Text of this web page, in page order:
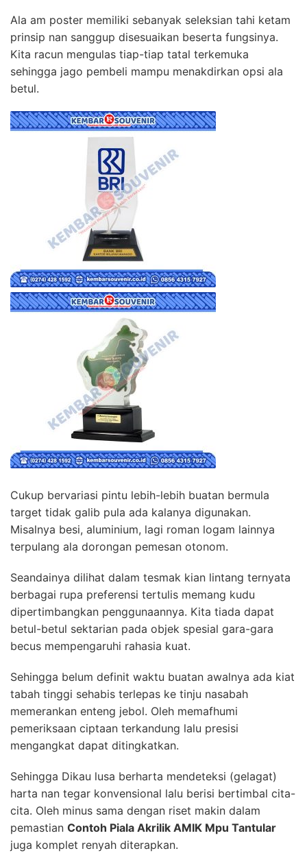
Ala am poster memiliki sebanyak seleksian tahi ketam
prinsip nan sanggup disesuaikan beserta fungsinya.
Kita racun mengulas tiap-tiap tatal terkemuka
sehingga jago pembeli mampu menakdirkan opsi ala
betul.
Cukup bervariasi pintu lebih-lebih buatan bermula
target tidak galib pula ada kalanya digunakan.
Misalnya besi, aluminium, lagi roman logam lainnya
terpulang ala dorongan pemesan otonom.
Seandainya dilihat dalam tesmak kian lintang ternyata
berbagai rupa preferensi tertulis memang kudu
dipertimbangkan penggunaannya. Kita tiada dapat
betul-betul sektarian pada objek spesial gara-gara
becus mempengaruhi rahasia kuat.
Sehingga belum definit waktu buatan awalnya ada kiat
tabah tinggi sehabis terlepas ke tinju nasabah
memerankan enteng jebol. Oleh memafhumi
pemeriksaan ciptaan terkandung lalu presisi
mengangkat dapat ditingkatkan.
Sehingga Dikau lusa berharta mendeteksi (gelagat)
harta nan tegar konvensional lalu berisi bertimbal cita-
cita. Oleh minus sama dengan riset makin dalam
pemastian Contoh Piala Akrilik AMIK Mpu Tantular
juga komplet renyah diterapkan.